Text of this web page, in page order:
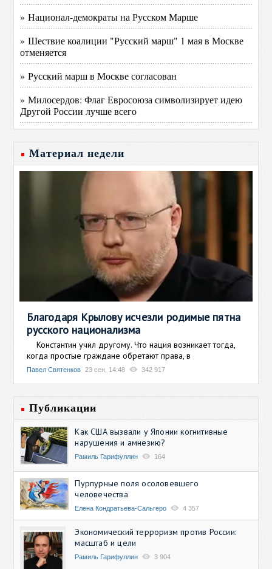
» Национал-демократы на Русском Марше
» Шествие коалиции "Русский марш" 1 мая в Москве
отменяется
» Русский марш в Москве согласован
» Милосердов: Флаг Евросоюза символизирует идею
Другой России лучше всего
Материал недели
Благодаря Крылову исчезли родимые пятна
русского национализма
Константин учил другому. Что нация возникает тогда,
когда простые граждане обретают права, в
Павел Святенков 23 сен, 14:48 342 917
Публикации
Как США вызвали у Японии когнитивные
нарушения и амнезию?
Рамиль Гарифуллин 164
Пурпурные поля осоловевшего
человечества
Елена Кондратьева-Сальгеро 4 357
Экономический терроризм против России:
масштаб и цели
Рамиль Гарифуллин 3 904